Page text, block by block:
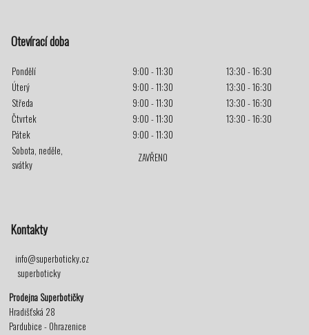
Otevírací doba
Pondělí 9:00 - 11:30
13:30 - 16:30
Úterý
9:00 - 11:30
13:30 - 16:30
Středa
9:00 - 11:30
13:30 - 16:30
Čtvrtek
9:00 - 11:30
13:30 - 16:30
Pátek
9:00 - 11:30
Sobota, neděle,
svátky
ZAVŘENO
Kontakty
info@superboticky.cz
superboticky
Prodejna Superbotičky
Hradišťská 28
Pardubice - Ohrazenice